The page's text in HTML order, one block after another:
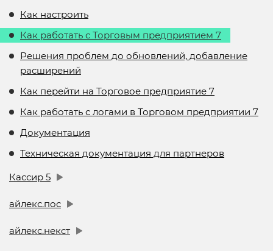
Как настроить
Как работать с Торговым предприятием 7
Решения проблем до обновлений, добавление
расширений
Как перейти на Торговое предприятие 7
Как работать с логами в Торговом предприятии 7
Документация
Техническая документация для партнеров
Кассир 5
айлекс.пос
айлекс.некст